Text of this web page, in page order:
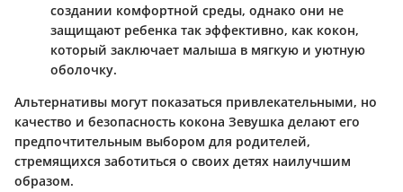
создании комфортной среды, однако они не
защищают ребенка так эффективно, как кокон,
который заключает малыша в мягкую и уютную
оболочку.
Альтернативы могут показаться привлекательными, но
качество и безопасность кокона Зевушка делают его
предпочтительным выбором для родителей,
стремящихся заботиться о своих детях наилучшим
образом.